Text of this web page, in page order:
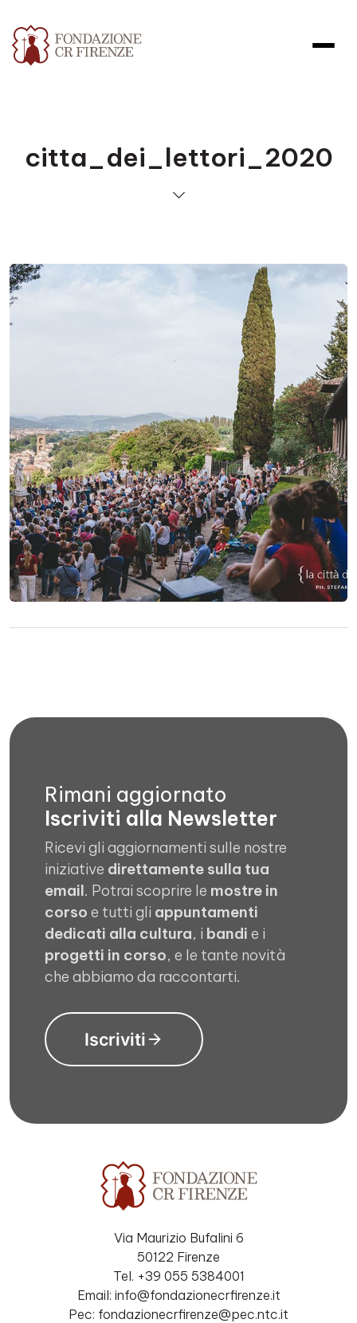
citta_dei_lettori_2020
Rimani aggiornato
Iscriviti alla Newsletter
Ricevi gli aggiornamenti sulle nostre
iniziative direttamente sulla tua
email. Potrai scoprire le mostre in
corso e tutti gli appuntamenti
dedicati alla cultura, i bandi e i
progetti in corso, e le tante novità
che abbiamo da raccontarti.
Iscriviti
Via Maurizio Bufalini 6
50122 Firenze
Tel. +39 055 5384001
Email: info@fondazionecrfirenze.it
Pec: fondazionecrfirenze@pec.ntc.it